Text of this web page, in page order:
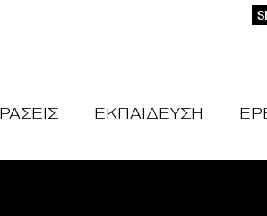
ΕΚΠΑΙΔΕΥΣΗ